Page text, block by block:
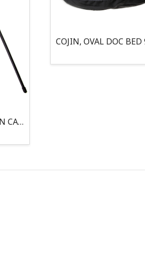
CAÑA PARA GATO CON CASCABEL, 3 PELOTAS CON CATNIP